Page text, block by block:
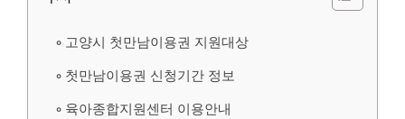
고양시 첫만남이용권 지원대상
첫만남이용권 신청기간 정보
육아종합지원센터 이용안내